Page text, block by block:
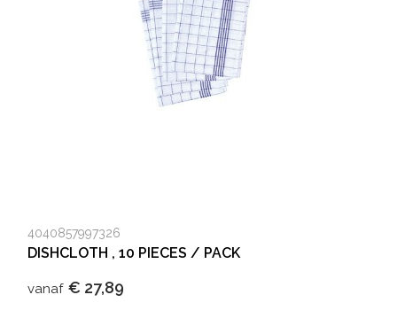
4040857997326
DISHCLOTH , 10 PIECES / PACK
vanaf € 27,89